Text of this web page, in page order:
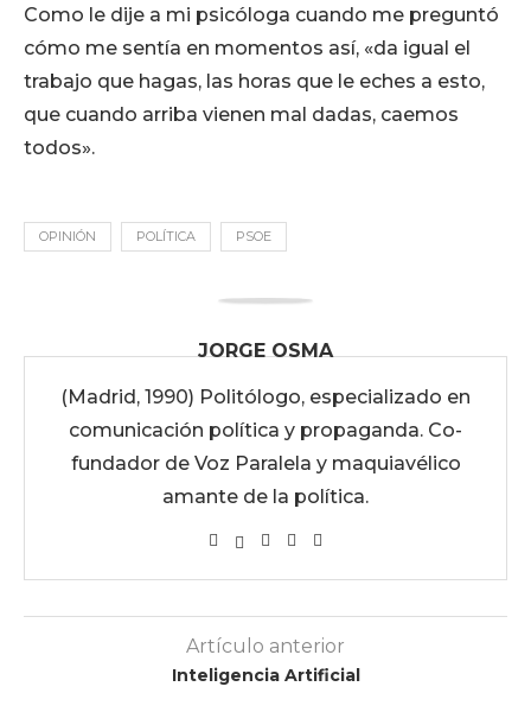
Como le dije a mi psicóloga cuando me preguntó
cómo me sentía en momentos así, «da igual el
trabajo que hagas, las horas que le eches a esto,
que cuando arriba vienen mal dadas, caemos
todos».
OPINIÓN POLÍTICA PSOE
JORGE OSMA
(Madrid, 1990) Politólogo, especializado en
comunicación política y propaganda. Co-
fundador de Voz Paralela y maquiavélico
amante de la política.
Artículo anterior
Inteligencia Artificial